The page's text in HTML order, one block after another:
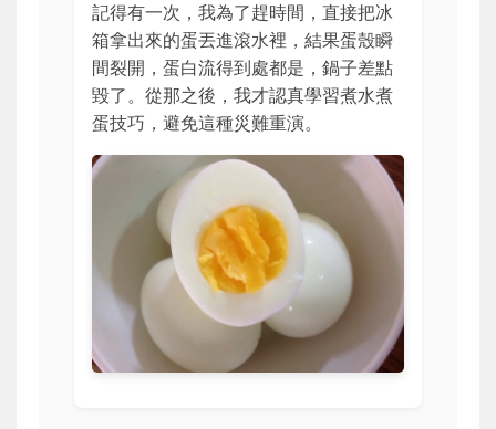
記得有一次，我為了趕時間，直接把冰
箱拿出來的蛋丟進滾水裡，結果蛋殼瞬
間裂開，蛋白流得到處都是，鍋子差點
毀了。從那之後，我才認真學習煮水煮
蛋技巧，避免這種災難重演。